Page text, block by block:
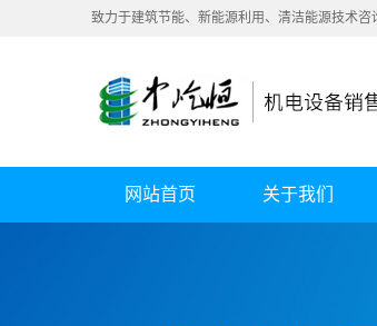
致力于建筑节能、新能源利用、清洁能源技术咨
网站首页 关于我们